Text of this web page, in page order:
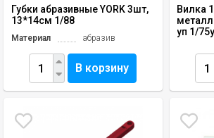
Губки абразивные YORK 3шт,
13*14см 1/88
Материал абразив
В корзину
Вилка
уп 1/